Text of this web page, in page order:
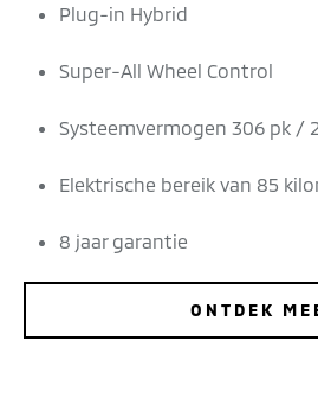
Plug-in Hybrid
Super-All Wheel Control
Systeemvermogen 306 pk /
Elektrische bereik van 85
8 jaar garantie
ONTDEK